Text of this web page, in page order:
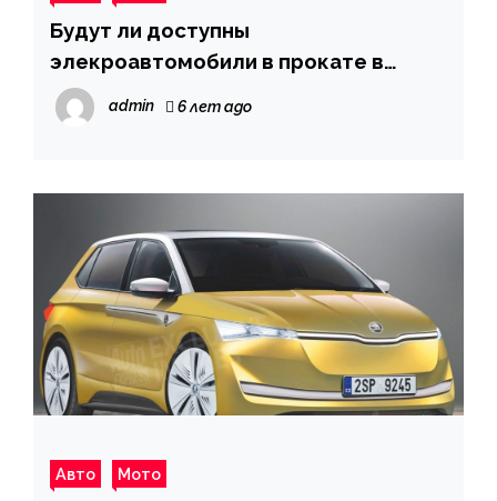
Будут ли доступны
элекроавтомобили в прокате в
Германии
admin 6 лет ago
Авто Мото